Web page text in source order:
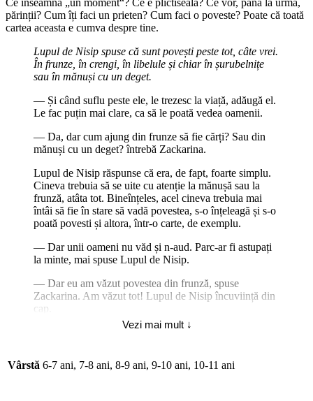
Ce înseamnă „un moment“? Ce e plictiseala? Ce vor, până la urmă,
părinții? Cum îți faci un prieten? Cum faci o poveste? Poate că toată
cartea aceasta e cumva despre tine.
Lupul de Nisip spuse că sunt povești peste tot, câte vrei.
În frunze, în crengi, în libelule și chiar în șurubelnițe
sau în mănuși cu un deget.
— Și când suflu peste ele, le trezesc la viață, adăugă el.
Le fac puțin mai clare, ca să le poată vedea oamenii.
— Da, dar cum ajung din frunze să fie cărți? Sau din
mănuși cu un deget? întrebă Zackarina.
Lupul de Nisip răspunse că era, de fapt, foarte simplu.
Cineva trebuia să se uite cu atenție la mănușă sau la
frunză, atâta tot. Bineînțeles, acel cineva trebuia mai
întâi să fie în stare să vadă povestea, s-o înțeleagă și s-o
poată povesti și altora, într-o carte, de exemplu.
— Dar unii oameni nu văd și n-aud. Parc-ar fi astupați
la minte, mai spuse Lupul de Nisip.
— Dar eu am văzut povestea din frunză, spuse
Zackarina. Am văzut tot! Lupul de Nisip încuviință din
cap.
— Copiii au ochi buni, de obicei, spuse el, după care se
(Traducere: Sergiu Păduraru)
Vezi mai mult ↓
Vârstă 6-7 ani, 7-8 ani, 8-9 ani, 9-10 ani, 10-11 ani